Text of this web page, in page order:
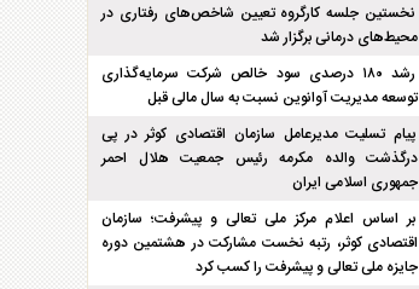
نخستین جلسه کارگروه تعیین شاخص‌های رفتاری در
محیط‌های درمانی برگزار شد
رشد ۱۸۰ درصدی سود خالص شرکت سرمایه‌گذاری
توسعه مدیریت آوانوین نسبت به سال مالی قبل
پیام تسلیت مدیرعامل سازمان اقتصادی کوثر در پی
درگذشت والده مکرمه رئیس جمعیت هلال احمر
جمهوری اسلامی ایران
بر اساس اعلام مرکز ملی تعالی و پیشرفت؛ سازمان
اقتصادی کوثر، رتبه نخست مشارکت در هشتمین دوره
جایزه ملی تعالی و پیشرفت را کسب کرد